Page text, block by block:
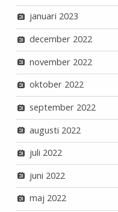
januari 2023
december 2022
november 2022
oktober 2022
september 2022
augusti 2022
juli 2022
juni 2022
maj 2022